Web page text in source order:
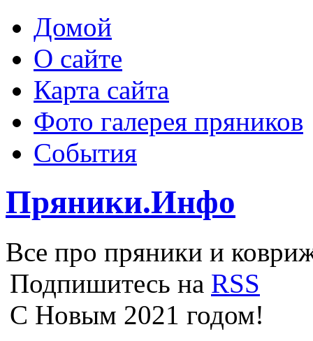
Домой
О сайте
Карта сайта
Фото галерея пряников
События
Пряники.Инфо
Все про пряники и
Подпишитесь на RSS
С Новым 2021 годом!